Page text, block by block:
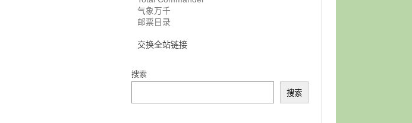
气象万千
邮票目录
交换全站链接
搜索
搜索